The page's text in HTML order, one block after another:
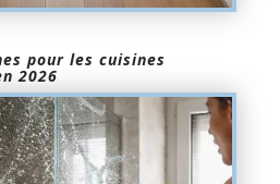
pour les cuisines
2026